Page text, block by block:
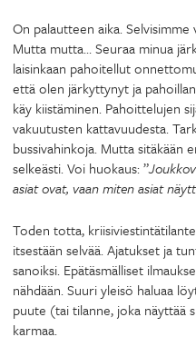
On palautteen aika.
Mutta mutta… Seuraa minua
laisinkaan pahoitellut
että olen järkyttynyt ja
käy kiistäminen. Pahoittelujen
vakuutusten kattavuudesta.
bussivahinkoja. Mutta sitäkään
selkeästi. Voi huokaus: ”
asiat ovat, vaan miten asiat
Toden totta,
itsestään selvää. Ajatukset ja
sanoiksi. Epätäsmälliset
nähdään. Suuri yleisö haluaa
puute (tai tilanne, joka näyttää
karmaa.